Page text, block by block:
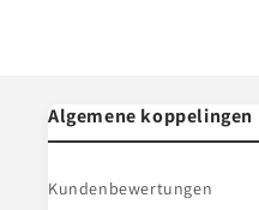
Algemene koppelingen
Kundenbewertungen